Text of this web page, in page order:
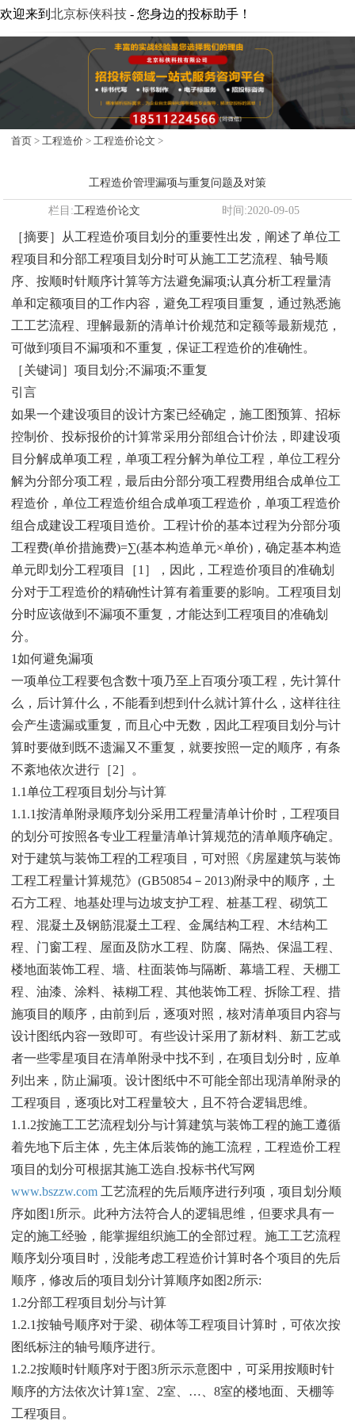
欢迎来到 北京标侠科技 - 您身边的投标助手！
首页 > 工程造价 > 工程造价论文 >
工程造价管理漏项与重复问题及对策
栏目:工程造价论文 时间:2020-09-05
［摘要］从工程造价项目划分的重要性出发，阐述了单位工
程项目和分部工程项目划分时可从施工工艺流程、轴号顺
序、按顺时针顺序计算等方法避免漏项;认真分析工程量清
单和定额项目的工作内容，避免工程项目重复，通过熟悉施
工工艺流程、理解最新的清单计价规范和定额等最新规范，
可做到项目不漏项和不重复，保证工程造价的准确性。
［关键词］项目划分;不漏项;不重复
引言
如果一个建设项目的设计方案已经确定，施工图预算、招标
控制价、投标报价的计算常采用分部组合计价法，即建设项
目分解成单项工程，单项工程分解为单位工程，单位工程分
解为分部分项工程，最后由分部分项工程费用组合成单位工
程造价，单位工程造价组合成单项工程造价，单项工程造价
组合成建设工程项目造价。工程计价的基本过程为分部分项
工程费(单价措施费)=∑(基本构造单元×单价)，确定基本构造
单元即划分工程项目［1］，因此，工程造价项目的准确划
分对于工程造价的精确性计算有着重要的影响。工程项目划
分时应该做到不漏项不重复，才能达到工程项目的准确划
分。
1如何避免漏项
一项单位工程要包含数十项乃至上百项分项工程，先计算什
么，后计算什么，不能看到想到什么就计算什么，这样往往
会产生遗漏或重复，而且心中无数，因此工程项目划分与计
算时要做到既不遗漏又不重复，就要按照一定的顺序，有条
不紊地依次进行［2］。
1.1单位工程项目划分与计算
1.1.1按清单附录顺序划分采用工程量清单计价时，工程项目
的划分可按照各专业工程量清单计算规范的清单顺序确定。
对于建筑与装饰工程的工程项目，可对照《房屋建筑与装饰
工程工程量计算规范》(GB50854－2013)附录中的顺序，土
石方工程、地基处理与边坡支护工程、桩基工程、砌筑工
程、混凝土及钢筋混凝土工程、金属结构工程、木结构工
程、门窗工程、屋面及防水工程、防腐、隔热、保温工程、
楼地面装饰工程、墙、柱面装饰与隔断、幕墙工程、天棚工
程、油漆、涂料、裱糊工程、其他装饰工程、拆除工程、措
施项目的顺序，由前到后，逐项对照，核对清单项目内容与
设计图纸内容一致即可。有些设计采用了新材料、新工艺或
者一些零星项目在清单附录中找不到，在项目划分时，应单
列出来，防止漏项。设计图纸中不可能全部出现清单附录的
工程项目，逐项比对工程量较大，且不符合逻辑思维。
1.1.2按施工工艺流程划分与计算建筑与装饰工程的施工遵循
着先地下后主体，先主体后装饰的施工流程，工程造价工程
项目的划分可根据其施工选自.投标书代写网
www.bszzw.com 工艺流程的先后顺序进行列项，项目划分顺
序如图1所示。此种方法符合人的逻辑思维，但要求具有一
定的施工经验，能掌握组织施工的全部过程。施工工艺流程
顺序划分项目时，没能考虑工程造价计算时各个项目的先后
顺序，修改后的项目划分计算顺序如图2所示:
1.2分部工程项目划分与计算
1.2.1按轴号顺序对于梁、砌体等工程项目计算时，可依次按
图纸标注的轴号顺序进行。
1.2.2按顺时针顺序对于图3所示示意图中，可采用按顺时针
顺序的方法依次计算1室、2室、…、8室的楼地面、天棚等
工程项目。